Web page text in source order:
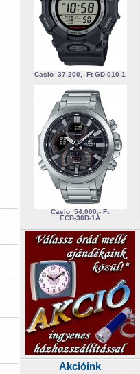
Casio 37.200,- Ft GD-010-1
Casio 54.000,- Ft
ECB-30D-1A
Akcióink